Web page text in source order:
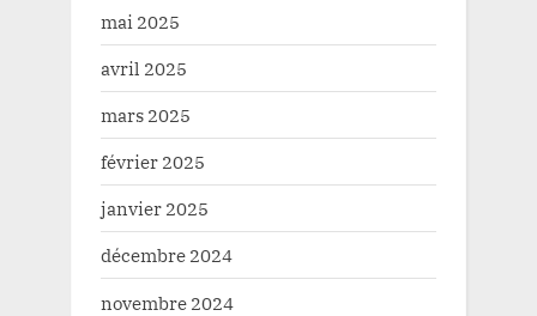
mai 2025
avril 2025
mars 2025
février 2025
janvier 2025
décembre 2024
novembre 2024